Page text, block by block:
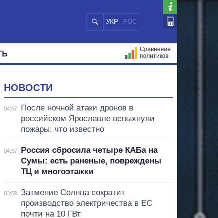
УКР РОС
Сравнение
политиков
НОВОСТИ
04:57
После ночной атаки дронов в
российском Ярославле вспыхнули
пожары: что известно
04:37
Россия сбросила четыре КАБа на
Сумы: есть раненые, повреждены
ТЦ и многоэтажки
03:59
Затмение Солнца сократит
производство электричества в ЕС
почти на 10 ГВт